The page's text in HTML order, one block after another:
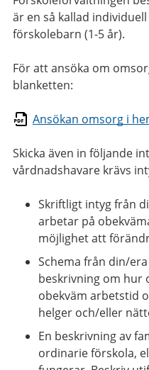
är en så kallad
förskolebarn (1-5 år).
För att ansöka om
blanketten:
Ansökan omsorg i
Skicka även in följande
vårdnadshavare krävs
Skriftligt intyg från
arbetar på
möjlighet att
Schema från din/
beskrivning om hur
obekväm arbetstid
helger och/eller
En beskrivning av
ordinarie förskola,